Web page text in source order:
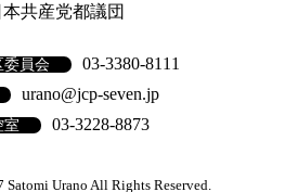
本共産党都議団
委員会 03-3380-8111
urano@jcp-seven.jp
室 03-3228-8873
Urano All Rights Reserved.